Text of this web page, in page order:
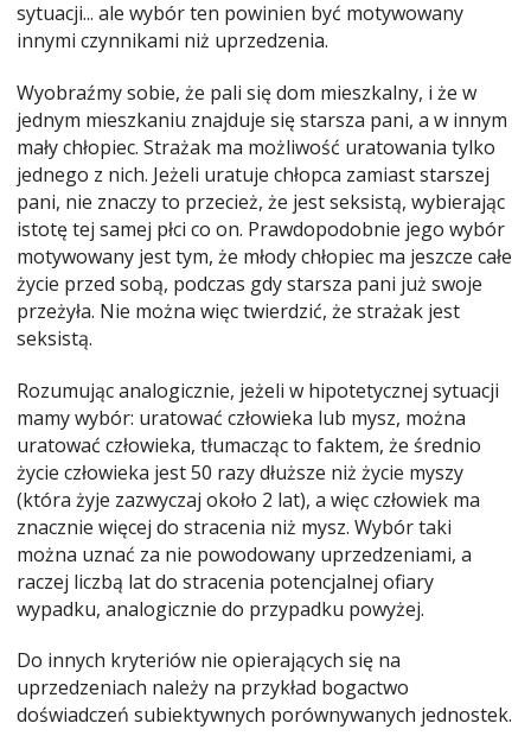
sytuacji... ale wybór ten powinien być motywowany
innymi czynnikami niż uprzedzenia.
Wyobraźmy sobie, że pali się dom mieszkalny, i że w
jednym mieszkaniu znajduje się starsza pani, a w innym
mały chłopiec. Strażak ma możliwość uratowania tylko
jednego z nich. Jeżeli uratuje chłopca zamiast starszej
pani, nie znaczy to przecież, że jest seksistą, wybierając
istotę tej samej płci co on. Prawdopodobnie jego wybór
motywowany jest tym, że młody chłopiec ma jeszcze całe
życie przed sobą, podczas gdy starsza pani już swoje
przeżyła. Nie można więc twierdzić, że strażak jest
seksistą.
Rozumując analogicznie, jeżeli w hipotetycznej sytuacji
mamy wybór: uratować człowieka lub mysz, można
uratować człowieka, tłumacząc to faktem, że średnio
życie człowieka jest 50 razy dłuższe niż życie myszy
(która żyje zazwyczaj około 2 lat), a więc człowiek ma
znacznie więcej do stracenia niż mysz. Wybór taki
można uznać za nie powodowany uprzedzeniami, a
raczej liczbą lat do stracenia potencjalnej ofiary
wypadku, analogicznie do przypadku powyżej.
Do innych kryteriów nie opierających się na
uprzedzeniach należy na przykład bogactwo
doświadczeń subiektywnych porównywanych jednostek.